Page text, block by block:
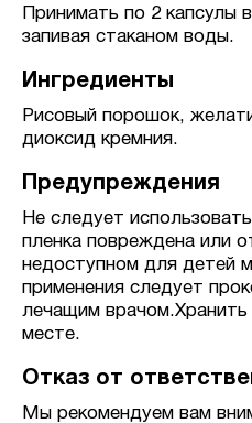
Принимать по 2 капсулы
запивая стаканом воды.
Ингредиенты
Рисовый порошок,
диоксид кремния.
Предупреждения
Не следует
пленка повреждена или
недоступном для детей
применения следует
лечащим
месте.
Отказ от
Мы рекомендуем вам